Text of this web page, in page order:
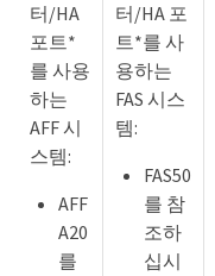
터/HA
포트*
를 사용
하는
AFF 시
스템:
AFF
A20
를
터/HA 포
트*를 사
용하는
FAS 시스
템:
FAS50
를 참
조하
십시